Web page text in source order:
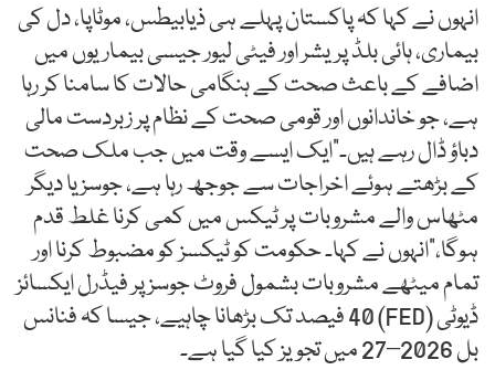
انہوں نے کہا کہ پاکستان پہلے ہی ذیابیطس، موٹاپا، دل کی
بیماری، ہائی بلڈ پریشر اور فیٹی لیور جیسی بیماریوں میں
اضافے کے باعث صحت کے ہنگامی حالات کا سامنا کر رہا
ہے، جو خاندانوں اور قومی صحت کے نظام پر زبردست مالی
دباؤ ڈال رہے ہیں۔“ایک ایسے وقت میں جب ملک صحت
کے بڑھتے ہوئے اخراجات سے جوجھ رہا ہے، جوسز یا دیگر
مٹھاس والے مشروبات پر ٹیکس میں کمی کرنا غلط قدم
ہوگا،”انہوں نے کہا۔ حکومت کو ٹیکسز کو مضبوط کرنا اور
تمام میٹھے مشروبات بشمول فروٹ جوسز پر فیڈرل ایکسائز
ڈیوٹی (FED) 40 فیصد تک بڑھانا چاہیے، جیسا کہ فنانس
بل 2026–27 میں تجویز کیا گیا ہے۔